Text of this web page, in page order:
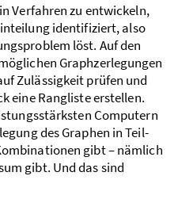
Verfahren zu ent­wickeln,
identi­fiziert, also
löst. Auf den
Graph­zerlegungen
Zulässigkeit prüfen und
eine Rangliste erstellen.
Computern
des Graphen in Teil­
gibt – nämlich
gibt. Und das sind